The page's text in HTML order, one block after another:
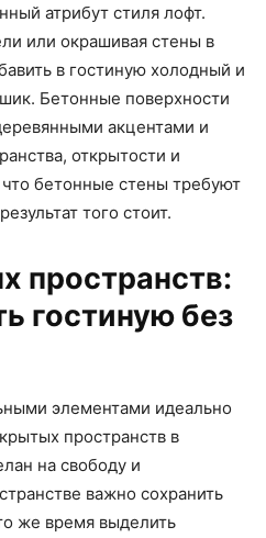
атрибут стиля лофт.
или окрашивая стены в
в гостиную холодный и
Бетонные поверхности
акцентами и
открытости и
бетонные стены требуют
того стоит.
пространств:
гостиную без
элементами идеально
пространств в
на свободу и
важно сохранить
же время выделить